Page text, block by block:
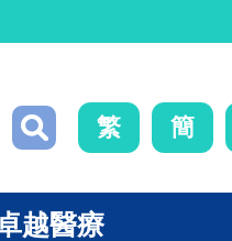
繁 簡
越醫療